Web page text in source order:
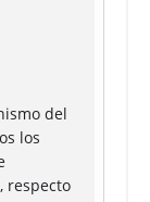
del
los
respecto